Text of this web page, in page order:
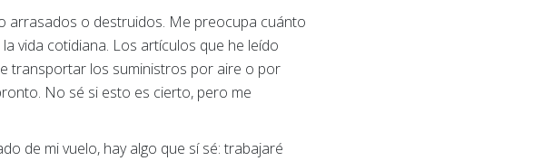
arrasados o destruidos. Me preocupa cuánto
vida cotidiana. Los artículos que he leído
transportar los suministros por aire o por
No sé si esto es cierto, pero me
de mi vuelo, hay algo que sí sé: trabajaré